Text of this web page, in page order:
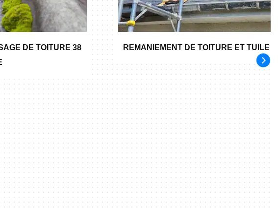
DE TOITURE 38
REMANIEMENT DE TOITURE ET TUILE